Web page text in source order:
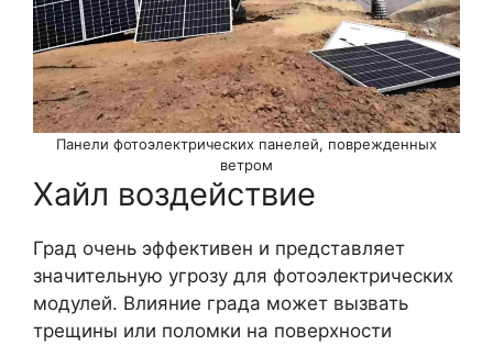
Панели фотоэлектрических панелей, поврежденных
ветром
Хайл воздействие
Град очень эффективен и представляет
значительную угрозу для фотоэлектрических
модулей. Влияние града может вызвать
трещины или поломки на поверхности